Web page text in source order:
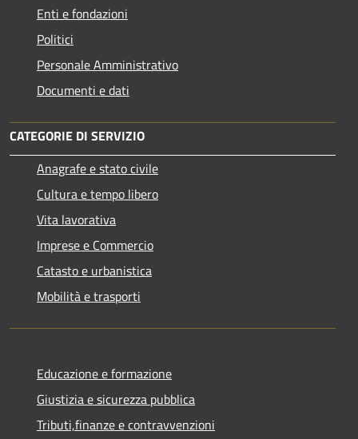
Enti e fondazioni
Politici
Personale Amministrativo
Documenti e dati
CATEGORIE DI SERVIZIO
Anagrafe e stato civile
Cultura e tempo libero
Vita lavorativa
Imprese e Commercio
Catasto e urbanistica
Mobilità e trasporti
Educazione e formazione
Giustizia e sicurezza pubblica
Tributi,finanze e contravvenzioni